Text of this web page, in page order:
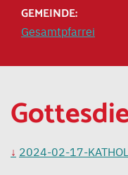
GEMEINDE:
Gesamtpfarrei
2024-02-17-